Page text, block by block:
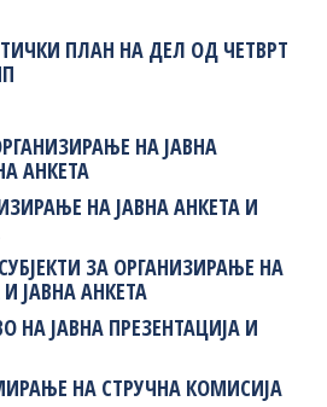
ПЛАН НА ДЕЛ ОД ЧЕТВРТ
НА ЈАВНА
АНКЕТА
НА ЈАВНА АНКЕТА И
ЗА ОРГАНИЗИРАЊЕ НА
ЈАВНА АНКЕТА
НА ЈАВНА ПРЕЗЕНТАЦИЈА И
НА СТРУЧНА КОМИСИЈА